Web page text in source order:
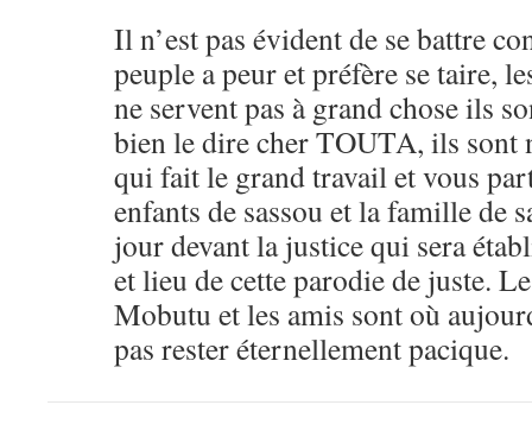
Il n’est pas évident de se battre
peuple a peur et préfère se taire,
ne servent pas à grand chose ils
bien le dire cher TOUTA, ils sont
qui fait le grand travail et vous
enfants de sassou et la famille de
jour devant la justice qui sera
et lieu de cette parodie de juste.
Mobutu et les amis sont où
pas rester éternellement pacique.